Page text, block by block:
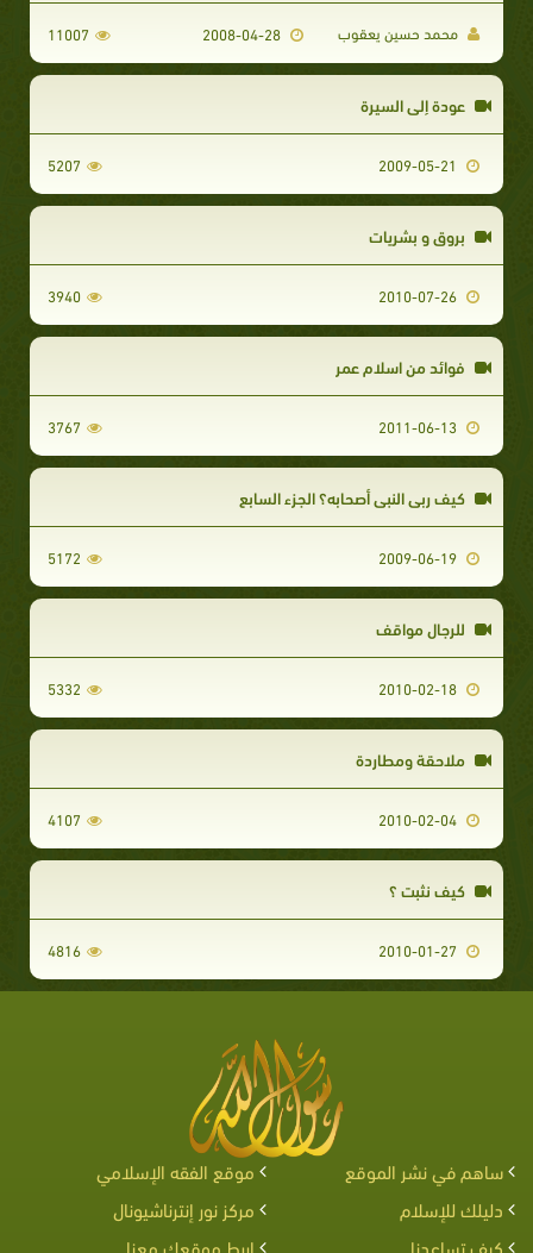
محمد حسين يعقوب 11007
عودة إلى السيرة
5207
بروق و بشريات
3940
فوائد من اسلام عمر
3767
كيف ربي النبي أصحابه؟ الجزء السابع
5172
للرجال مواقف
5332
ملاحقة ومطاردة
4107
كيف نثبت ؟
4816
ساهم في نشر الموقع
موقع الفقه الإسلامي
دليلك للإسلام
مركز نور إنترناشيونال
كيف تساعدنا
اربط موقعك معنا